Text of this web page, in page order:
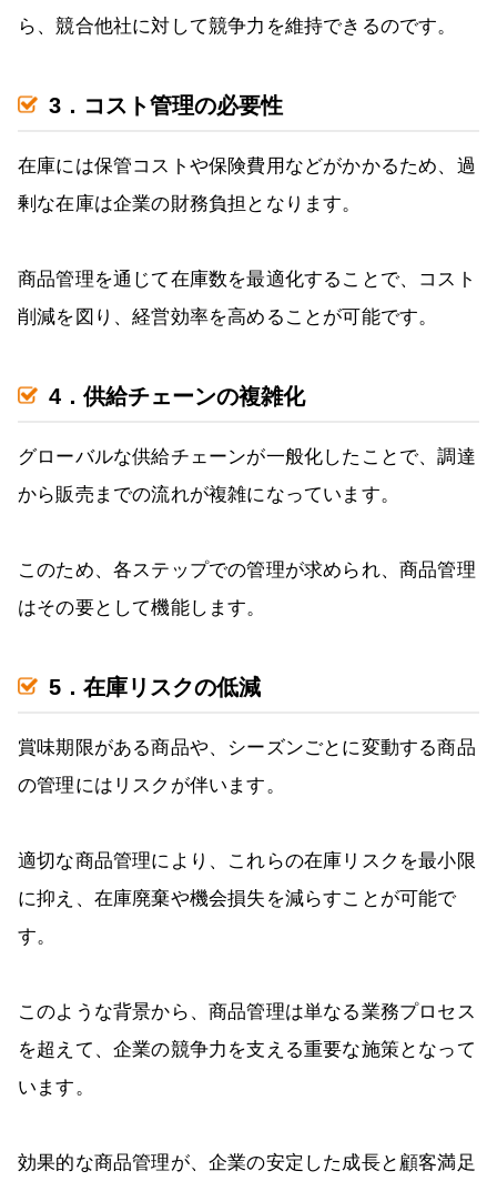
ら、競合他社に対して競争力を維持できるのです。
3．コスト管理の必要性
在庫には保管コストや保険費用などがかかるため、過
剰な在庫は企業の財務負担となります。
商品管理を通じて在庫数を最適化することで、コスト
削減を図り、経営効率を高めることが可能です。
4．供給チェーンの複雑化
グローバルな供給チェーンが一般化したことで、調達
から販売までの流れが複雑になっています。
このため、各ステップでの管理が求められ、商品管理
はその要として機能します。
5．在庫リスクの低減
賞味期限がある商品や、シーズンごとに変動する商品
の管理にはリスクが伴います。
適切な商品管理により、これらの在庫リスクを最小限
に抑え、在庫廃棄や機会損失を減らすことが可能で
す。
このような背景から、商品管理は単なる業務プロセス
を超えて、企業の競争力を支える重要な施策となって
います。
効果的な商品管理が、企業の安定した成長と顧客満足